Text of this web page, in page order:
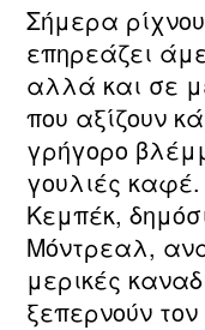
Σήμερα
επηρεάζει
αλλά και σε
που αξίζουν
γρήγορο
γουλιές καφέ.
Κεμπέκ,
Μόντρεαλ,
μερικές
ξεπερνούν τον